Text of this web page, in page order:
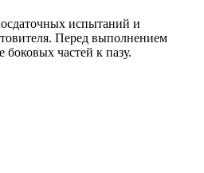
испытаний и
Перед выполнением
частей к пазу.